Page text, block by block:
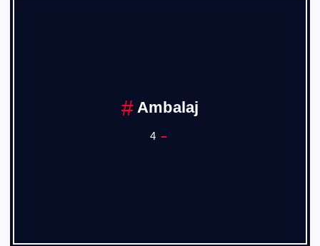
Ambalaj